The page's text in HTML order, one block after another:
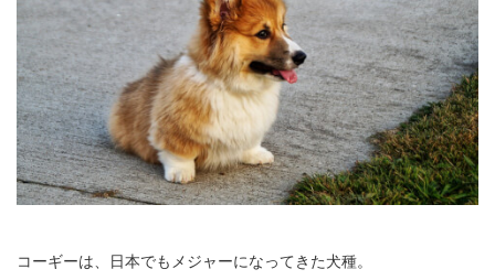
コーギーは、日本でもメジャーになってきた犬種。